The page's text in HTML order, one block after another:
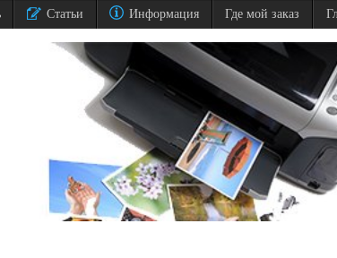
Статьи Информация Где мой заказ